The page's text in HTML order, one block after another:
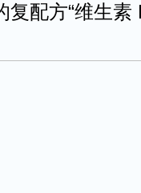
复配方“维生素